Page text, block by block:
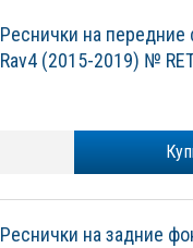
Реснички на
Rav4 (2015-2019) №
Реснички на задние